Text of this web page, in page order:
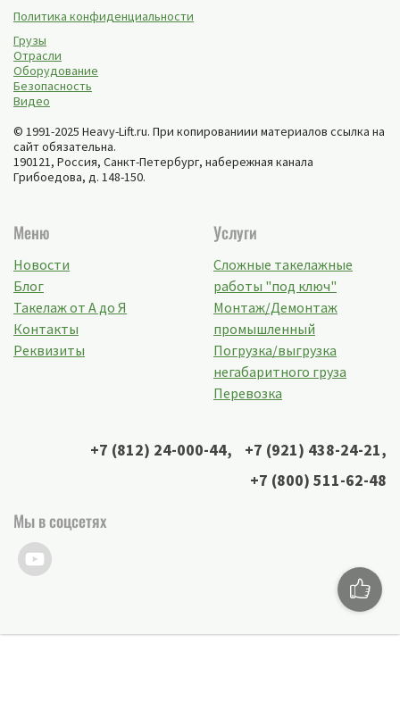
Политика конфиденциальности
Грузы
Отрасли
Оборудование
Безопасность
Видео
© 1991-2025 Heavy-Lift.ru. При копированиии материалов ссылка на
сайт обязательна.
190121, Россия, Санкт-Петербург, набережная канала
Грибоедова, д. 148-150.
Меню
Новости
Блог
Такелаж от А до Я
Контакты
Реквизиты
Услуги
Сложные такелажные
работы "под ключ"
Монтаж/Демонтаж
промышленный
Погрузка/выгрузка
негабаритного груза
Перевозка
+7 (812) 24-000-44, +7 (921) 438-24-21,
+7 (800) 511-62-48
Мы в соцсетях